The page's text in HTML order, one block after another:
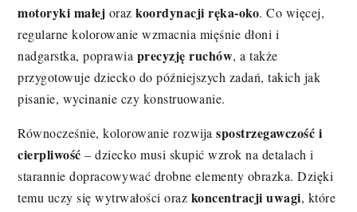
motoryki małej orazkoordynacji ręka-oko. Co więcej,
regularne kolorowanie wzmacnia mięśnie dłoni i
nadgarstka, poprawia precyzję ruchów, a także
przygotowuje dziecko do późniejszych zadań, takich jak
pisanie, wycinanie czy konstruowanie.
Równocześnie, kolorowanie rozwijaspostrzegawczość i
cierpliwość – dziecko musi skupić wzrok na detalach i
starannie dopracowywać drobne elementy obrazka. Dzięki
temu uczy się wytrwałości oraz koncentracji uwagi, które